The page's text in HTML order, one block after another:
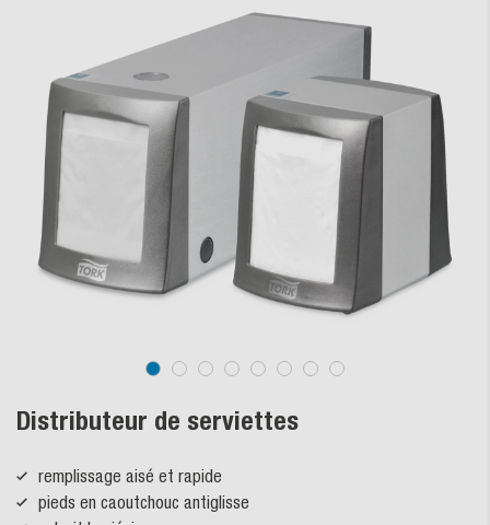
Distributeur de serviettes
remplissage aisé et rapide
pieds en caoutchouc antiglisse